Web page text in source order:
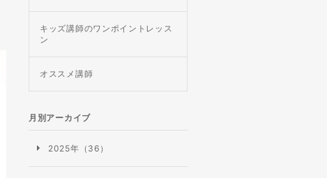
キッズ講師のワンポイントレッス
ン
オススメ講師
月別アーカイブ
2025年（36）